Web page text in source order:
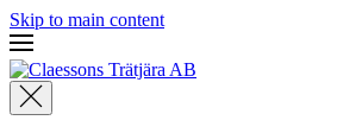
Skip to main content